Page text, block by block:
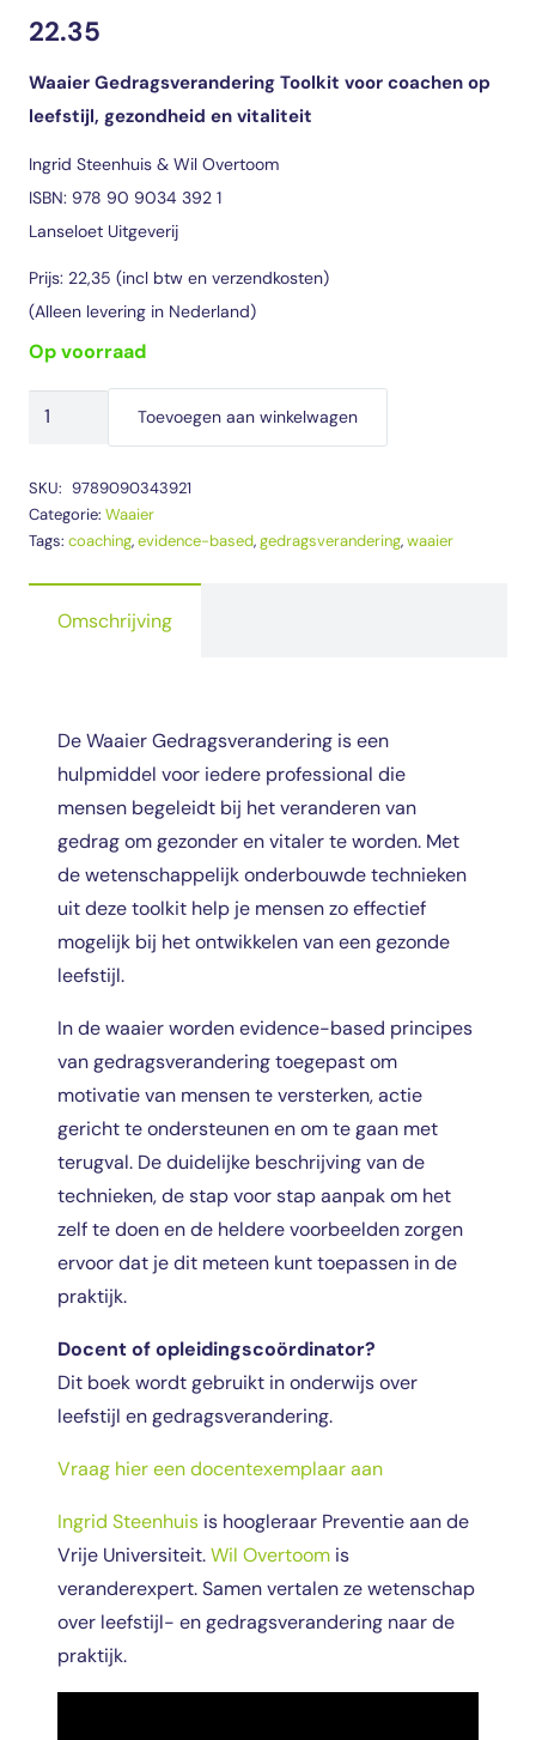
22.35
Waaier Gedragsverandering Toolkit voor coachen op
leefstijl, gezondheid en vitaliteit
Ingrid Steenhuis & Wil Overtoom
ISBN: 978 90 9034 392 1
Lanseloet Uitgeverij
Prijs: 22,35 (incl btw en verzendkosten)
(Alleen levering in Nederland)
op voorraad
Waaier
Gedragsverandering
Toevoegen aan winkelwagen
SKU: 9789090343921
Categorie: Waaier
Tags: coaching,evidence-based,gedragsverandering,waaier
Omschrijving
De Waaier Gedragsverandering is een
hulpmiddel voor iedere professional die
mensen begeleidt bij het veranderen van
gedrag om gezonder en vitaler te worden. Met
de wetenschappelijk onderbouwde technieken
uit deze toolkit help je mensen zo effectief
mogelijk bij het ontwikkelen van een gezonde
leefstijl.
In de waaier worden evidence-based principes
van gedragsverandering toegepast om
motivatie van mensen te versterken, actie
gericht te ondersteunen en om te gaan met
terugval. De duidelijke beschrijving van de
technieken, de stap voor stap aanpak om het
zelf te doen en de heldere voorbeelden zorgen
ervoor dat je dit meteen kunt toepassen in de
praktijk.
Docent of opleidingscoördinator?
Dit boek wordt gebruikt in onderwijs over
leefstijl en gedragsverandering.
Vraag hier een docentexemplaar aan
Ingrid Steenhuis is hoogleraar Preventie aan de
Vrije Universiteit.Wil Overtoom is
veranderexpert. Samen vertalen ze wetenschap
over leefstijl- en gedragsverandering naar de
praktijk.